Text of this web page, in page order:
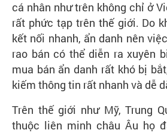
cá nhân như trên không chỉ ở
rất phức tạp trên thế giới. Do
kết nối nhanh, ẩn danh nên
rao bán có thể diễn ra xuyên
mua bán ẩn danh rất khó bị
kiếm thông tin rất nhanh và dễ
Trên thế giới như Mỹ, Trung
thuộc liên minh châu Âu họ